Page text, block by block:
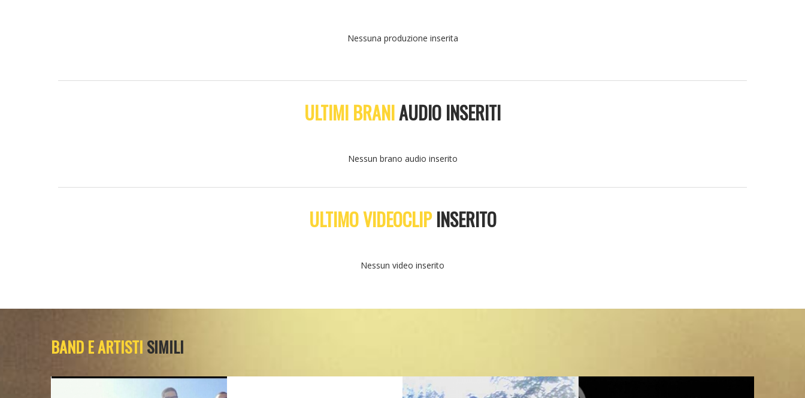
Nessuna produzione inserita
ULTIMI BRANIAUDIO INSERITI
Nessun brano audio inserito
ULTIMO VIDEOCLIPINSERITO
Nessun video inserito
BAND E ARTISTI SIMILI